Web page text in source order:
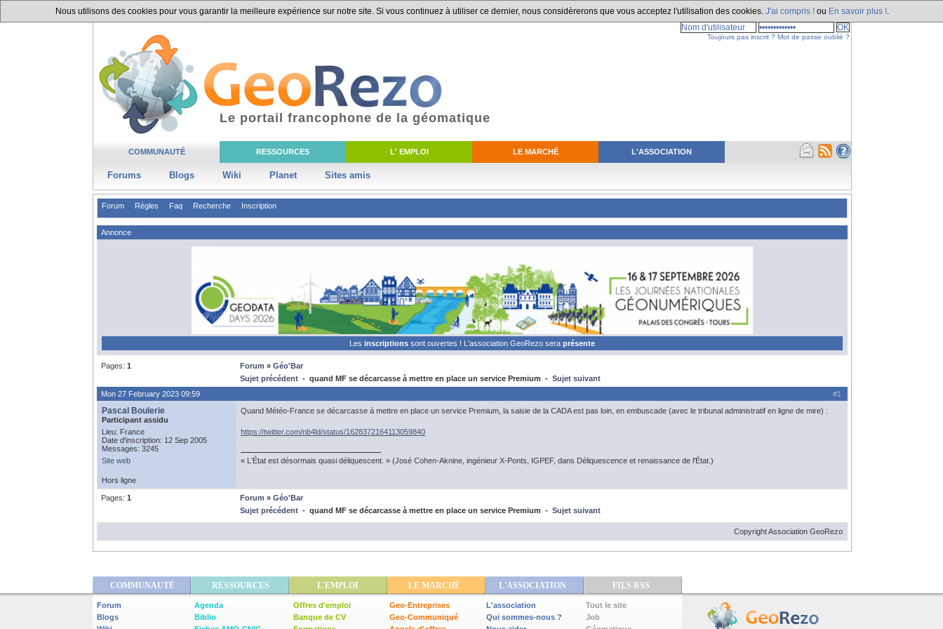
Nous utilisons des cookies pour vous garantir la meilleure expérience sur notre site. Si vous continuez à utiliser ce dernier, nous considèrerons que vous acceptez l'utilisation des cookies. J'ai compris ! ou En savoir plus !
COMMUNAUTÉ RESSOURCES L' EMPLOI LE MARCHÉ L'ASSOCIATION
Forums Blogs Wiki Planet Sites amis
Le portail francophone de la géomatique
Toujours pas inscrit ? Mot de passe oublié ?
Forum Règles Faq Recherche Inscription
Annonce
Les inscriptions sont ouvertes ! L'association GeoRezo sera présente
Pages: 1 Forum » Géo'Bar
Sujet précédent - quand MF se décarcasse à mettre en place un service Premium - Sujet suivant
#1
Mon 27 February 2023 09:59
Pascal Boulerie
Participant assidu
Lieu: France
Date d'inscription: 12 Sep 2005
Messages: 3245
Site web
Quand Météo-France se décarcasse à mettre en place un service Premium, la saisie de la CADA est pas loin, en embuscade (avec le tribunal administratif en ligne de mire) :
https://twitter.com/nb4ld/status/1628372164113059840
« L'État est désormais quasi déliquescent. » (José Cohen-Aknine, ingénieur X-Ponts, IGPEF, dans Déliquescence et renaissance de l'État.)
Hors ligne
Pages: 1 Forum » Géo'Bar
Sujet précédent - quand MF se décarcasse à mettre en place un service Premium - Sujet suivant
Copyright Association GeoRezo
COMMUNAUTÉ RESSOURCES L'EMPLOI LE MARCHÉ L'ASSOCIATION FILS RSS
Forum
Blogs
Agenda
Biblio
Offres d'emploi
Banque de CV
Geo-Entreprises
Geo-Communiqué
L'association
Qui sommes-nous ?
Tout le site
Job